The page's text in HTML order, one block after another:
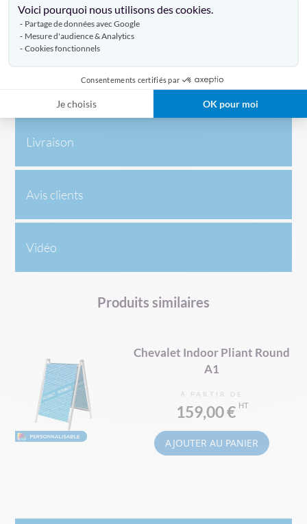
Voici pourquoi nous utilisons des cookies.
Partage de données avec Google
Mesure d'audience & Analytics
Cookies fonctionnels
Consentements certifiés par
Je choisis OK pour moi
Entreprises (réunions, accueils, événements internes)
Associations (expositions, campagnes d'information,
événements locaux)
Livraison
Avis clients
Vidéo
Produits similaires
Chevalet Indoor Pliant Round
A1
À PARTIR DE
159,00 €
AJOUTER AU PANIER